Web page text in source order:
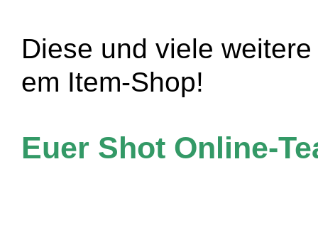
Diese und viele
em Item-Shop!
Euer Shot Online-